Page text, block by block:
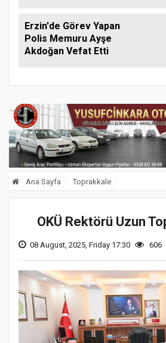
Erzin'de Görev Yapan
Polis Memuru Ayşe
Akdoğan Vefat Etti
Ana Sayfa Toprakkale
OKÜ Rektörü Uzun
08 August, 2025, Friday 17:30 606